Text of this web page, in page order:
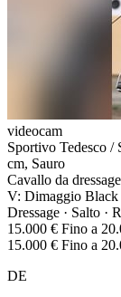
videocam
Sportivo Tedesco /
cm, Sauro
Cavallo da
V: Dimaggio
Dressage · Salto ·
15.000 € Fino a
15.000 € Fino a
DE